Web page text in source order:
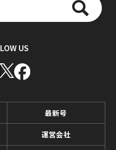
US
最新号
運営会社